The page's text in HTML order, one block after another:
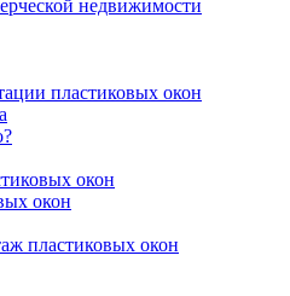
недвижимости
пластиковых окон
окон
окон
пластиковых окон